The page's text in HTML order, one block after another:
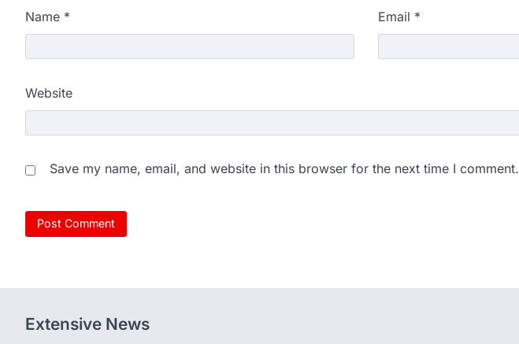
Name * Email *
Website
Save my name, email, and website in this browser for the next time I comment.
Extensive News